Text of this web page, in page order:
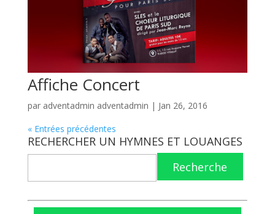
Affiche Concert
par adventadmin adventadmin | Jan 26, 2016
« Entrées précédentes
RECHERCHER UN HYMNES ET LOUANGES
Recherche